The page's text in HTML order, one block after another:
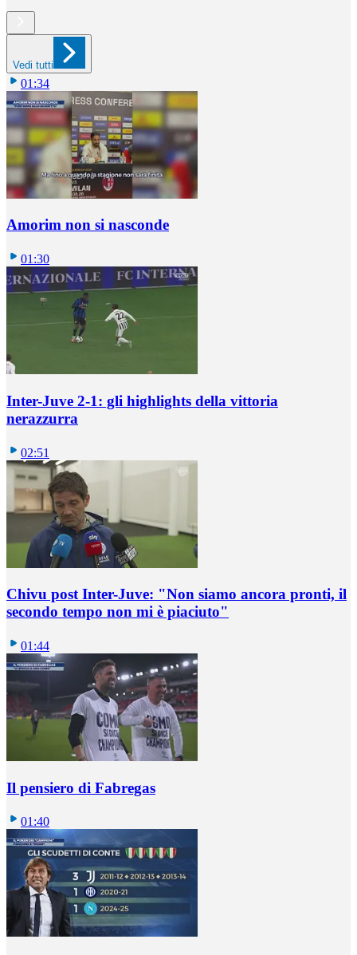
Vedi tutti
01:34
Amorim non si nasconde
01:30
Inter-Juve 2-1: gli highlights della vittoria
nerazzurra
02:51
Chivu post Inter-Juve: "Non siamo ancora pronti, il
secondo tempo non mi è piaciuto"
01:44
Il pensiero di Fabregas
01:40